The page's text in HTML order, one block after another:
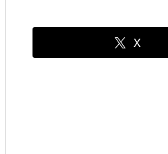
o
o X